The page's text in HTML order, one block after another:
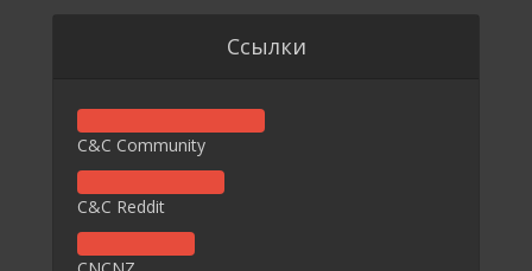
Ссылки
C&C Community
C&C Reddit